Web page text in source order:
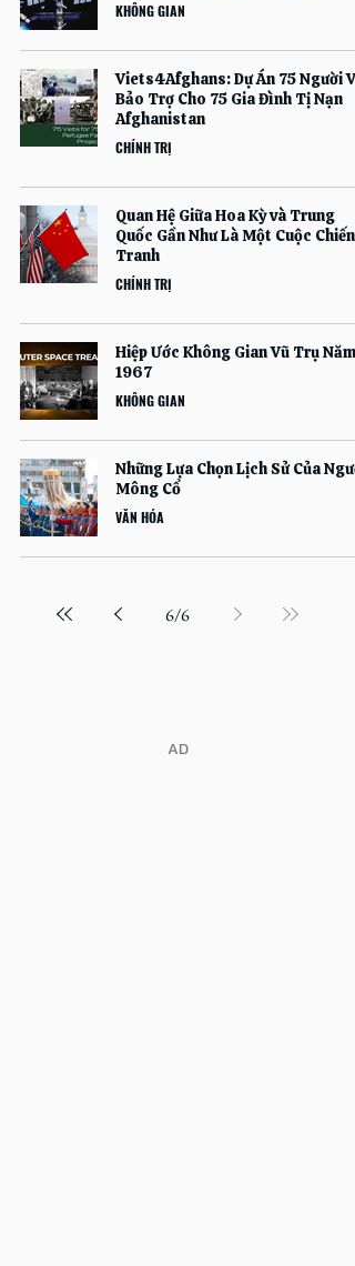
KHÔNG GIAN
Viets4Afghans: Dự Án 75 Người
Bảo Trợ Cho 75 Gia Đình Tị Nạn
Afghanistan
CHÍNH TRỊ
Quan Hệ Giữa Hoa Kỳ và Trung
Quốc Gần Như Là Một Cuộc Chiến
Tranh
CHÍNH TRỊ
Hiệp Ước Không Gian Vũ Trụ Năm
1967
KHÔNG GIAN
Những Lựa Chọn Lịch Sử Của
Mông Cổ
VĂN HÓA
6/6
​AD